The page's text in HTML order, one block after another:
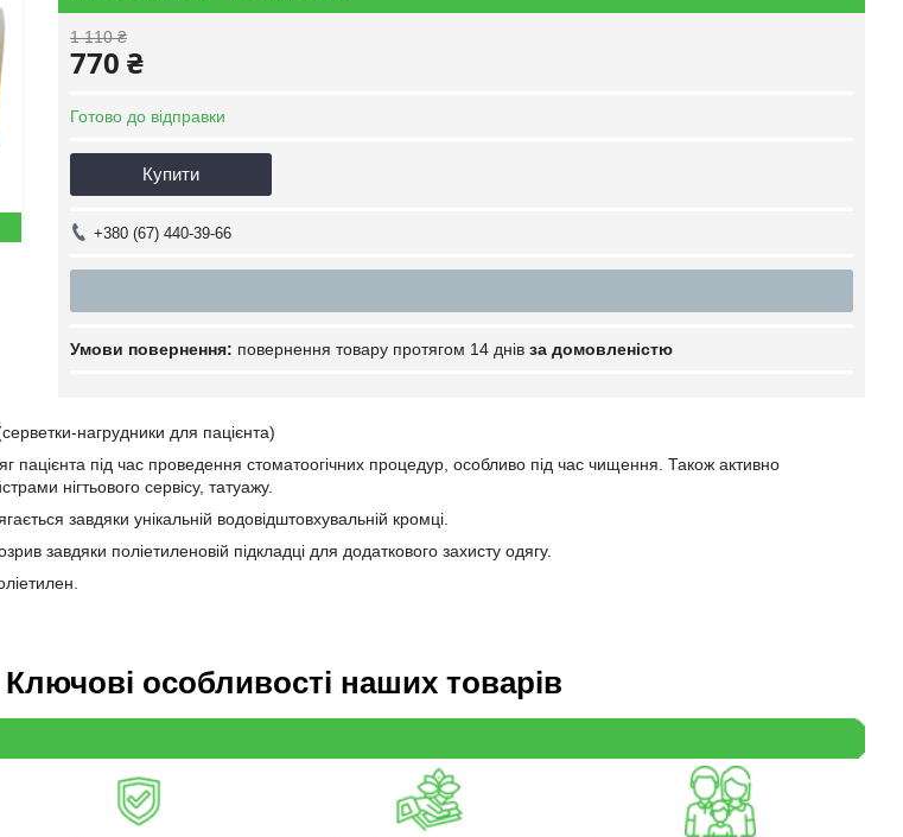
1 110 ₴
770 ₴
Готово до відправки
Купити
+380 (67) 440-39-66
повернення товару протягом 14 днів за домовленістю
нагрудники для пацієнта)
пацієнта під час проведення стоматоогічних процедур, особливо під час чищення. Також активно
нігтьового сервісу, татуажу.
завдяки унікальній водовідштовхувальній кромці.
завдяки поліетиленовій підкладці для додаткового захисту одягу.
Ключові особливості наших товарів